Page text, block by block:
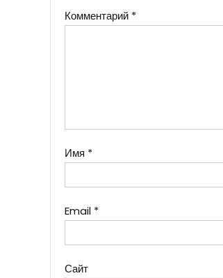
Комментарий *
Имя *
Email *
Сайт